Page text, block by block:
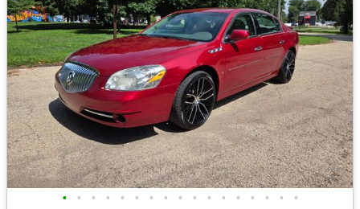
• • • • • • • • • • • • • • • • •